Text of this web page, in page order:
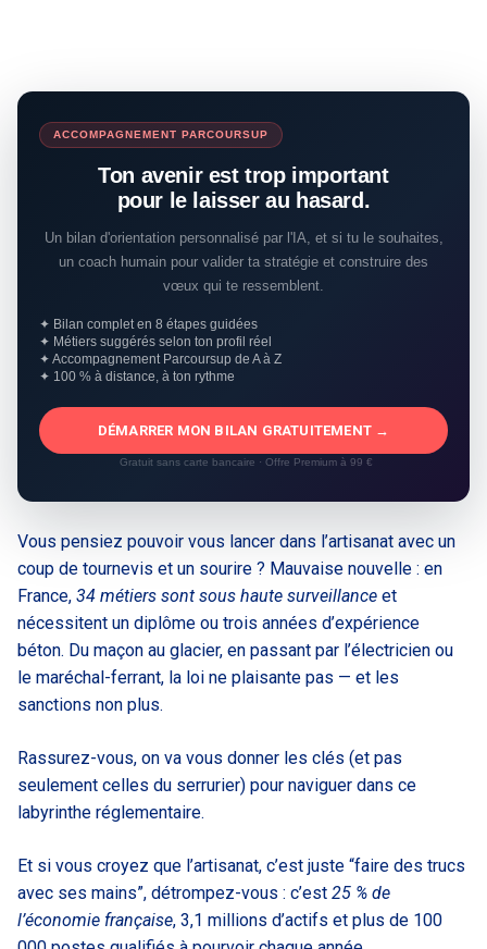
ACCOMPAGNEMENT PARCOURSUP
Ton avenir est trop important
pour le laisser au hasard.
Un bilan d'orientation personnalisé par l'IA, et si tu le souhaites,
un coach humain pour valider ta stratégie et construire des
vœux qui te ressemblent.
✦ Bilan complet en 8 étapes guidées
✦ Métiers suggérés selon ton profil réel
✦ Accompagnement Parcoursup de A à Z
✦ 100 % à distance, à ton rythme
DÉMARRER MON BILAN GRATUITEMENT →
Gratuit sans carte bancaire · Offre Premium à 99 €
Vous pensiez pouvoir vous lancer dans l’artisanat avec un
coup de tournevis et un sourire ? Mauvaise nouvelle : en
France, 34 métiers sont sous haute surveillance et
nécessitent un diplôme ou trois années d’expérience
béton. Du maçon au glacier, en passant par l’électricien ou
le maréchal-ferrant, la loi ne plaisante pas — et les
sanctions non plus.
Rassurez-vous, on va vous donner les clés (et pas
seulement celles du serrurier) pour naviguer dans ce
labyrinthe réglementaire.
Et si vous croyez que l’artisanat, c’est juste “faire des trucs
avec ses mains”, détrompez-vous : c’est 25 % de
l’économie française, 3,1 millions d’actifs et plus de 100